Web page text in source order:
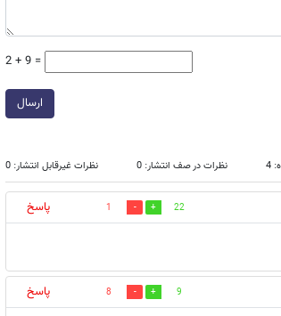
2 + 9 =
ارسال
نظرات در صف انتشار: 0 نظرات غیرقابل انتشار: 0
22
1
پاسخ
9
8 پاسخ